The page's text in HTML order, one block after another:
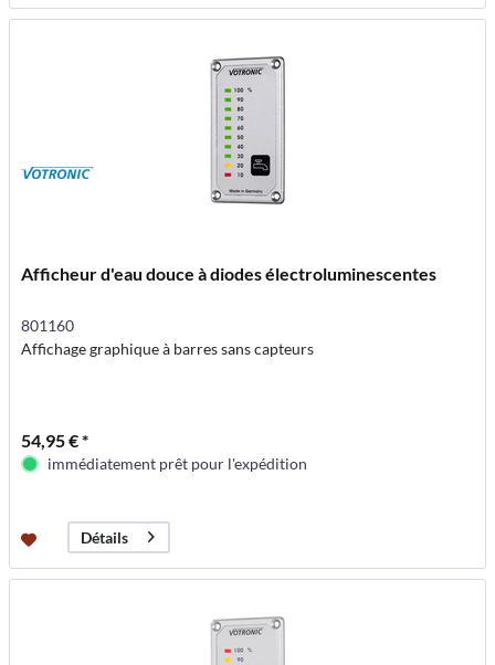
Afficheur d'eau douce à diodes électroluminescentes
801160
Affichage graphique à barres sans capteurs
54,95 € *
immédiatement prêt pour l'expédition
Détails